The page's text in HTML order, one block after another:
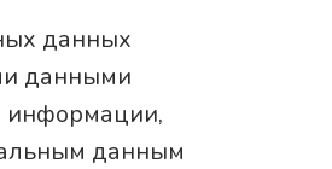
данных
данными
информации,
данным